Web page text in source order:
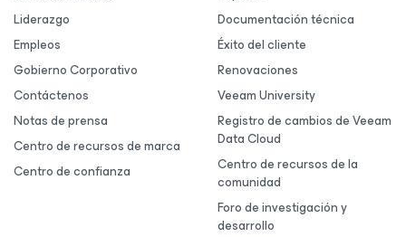
Liderazgo
Empleos
Gobierno Corporativo
Contáctenos
Notas de prensa
Centro de recursos de marca
Centro de confianza
Documentación técnica
Éxito del cliente
Renovaciones
Veeam University
Registro de cambios de Veeam
Data Cloud
Centro de recursos de la
comunidad
Foro de investigación y
desarrollo